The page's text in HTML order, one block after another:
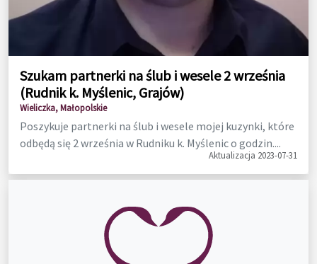
Szukam partnerki na ślub i wesele 2 września
(Rudnik k. Myślenic, Grajów)
Wieliczka, Małopolskie
Poszykuje partnerki na ślub i wesele mojej kuzynki, które
odbędą się 2 września w Rudniku k. Myślenic o godzin....
Aktualizacja 2023-07-31